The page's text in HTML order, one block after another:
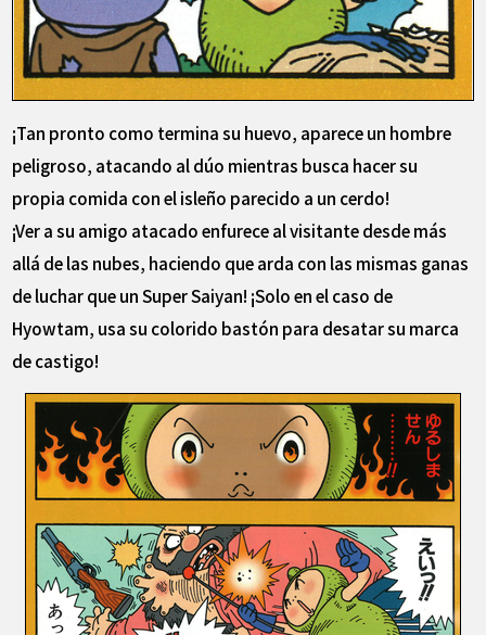
¡Tan pronto como termina su huevo, aparece un hombre
peligroso, atacando al dúo mientras busca hacer su
propia comida con el isleño parecido a un cerdo!
¡Ver a su amigo atacado enfurece al visitante desde más
allá de las nubes, haciendo que arda con las mismas ganas
de luchar que un Super Saiyan! ¡Solo en el caso de
Hyowtam, usa su colorido bastón para desatar su marca
de castigo!